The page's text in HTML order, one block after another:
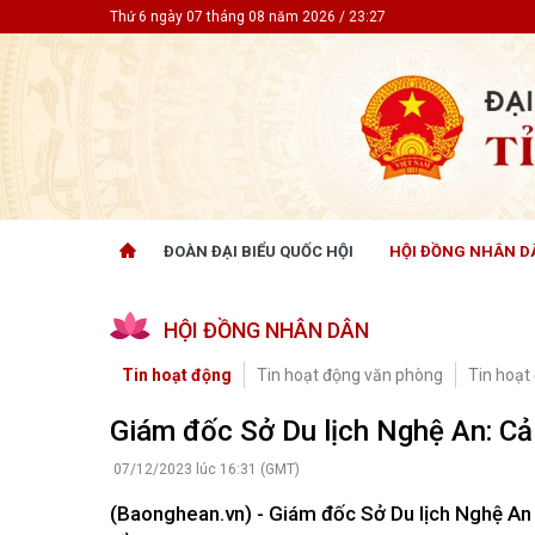
Thứ 6 ngày 07 tháng 08 năm 2026 / 23:27
ĐOÀN ĐẠI BIỂU QUỐC HỘI HỘI ĐỒNG NHÂN
Tin hoạt động
Tài liệu giám sát, khảo sát
Tin
Tài liệu
CỬ TRI QUAN TÂM
GÓP Ý
HỘI ĐỒNG NHÂN DÂN
Tin hoạt động Tin hoạt động văn phòng Tin hoạt
Giám đốc Sở Du lịch Nghệ An:
07/12/2023 lúc 16:31 (GMT)
(Baonghean.vn) - Giám đốc Sở Du lịch Nghệ